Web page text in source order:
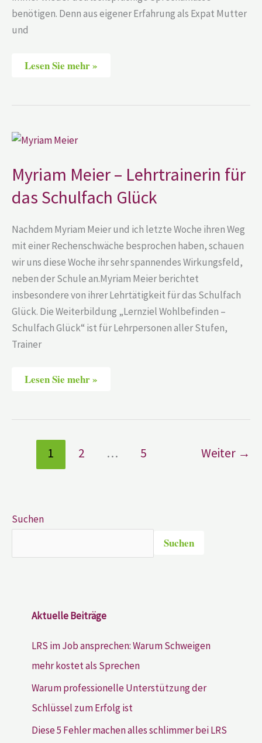
benötigen. Denn aus eigener Erfahrung als Expat Mutter
und
Lesen Sie mehr »
Myriam Meier – Lehrtrainerin für
das Schulfach Glück
Nachdem Myriam Meier und ich letzte Woche ihren Weg
mit einer Rechenschwäche besprochen haben, schauen
wir uns diese Woche ihr sehr spannendes Wirkungsfeld,
neben der Schule an.Myriam Meier berichtet
insbesondere von ihrer Lehrtätigkeit für das Schulfach
Glück. Die Weiterbildung „Lernziel Wohlbefinden –
Schulfach Glück“ ist für Lehrpersonen aller Stufen,
Trainer
Myriam
Meier
Lehrtrainerin
für
das
Schulfach
Glück
Lesen Sie mehr »
1 2 … 5 Weiter →
Suchen
Suchen
Aktuelle Beiträge
LRS im Job ansprechen: Warum Schweigen
mehr kostet als Sprechen
Warum professionelle Unterstützung der
Schlüssel zum Erfolg ist
Diese 5 Fehler machen alles schlimmer bei LRS